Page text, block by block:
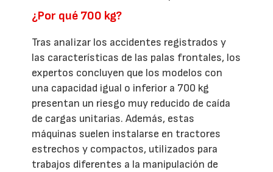
¿Por qué 700 kg?
Tras analizar los accidentes registrados y
las características de las palas frontales, los
expertos concluyen que los modelos con
una capacidad igual o inferior a 700 kg
presentan un riesgo muy reducido de caída
de cargas unitarias. Además, estas
máquinas suelen instalarse en tractores
estrechos y compactos, utilizados para
trabajos diferentes a la manipulación de